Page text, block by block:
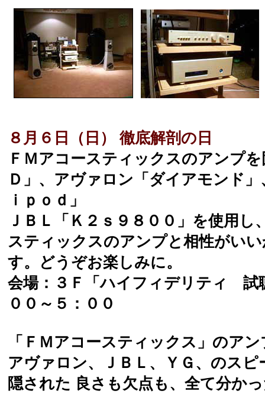
８月６日（日） 徹底解剖の日
ＦＭアコースティックスのアンプ
Ｄ」、アヴァロン「ダイアモンド
ｉｐｏｄ」
ＪＢＬ「Ｋ２ｓ９８００」を使用
スティックスのアンプと相性がい
す。どうぞお楽しみに。
会場：３Ｆ「ハイフィデリティ
００～５：００
「ＦＭアコースティックス」のア
アヴァロン、ＪＢＬ、ＹＧ、のス
隠された 良さも欠点も、全て分か